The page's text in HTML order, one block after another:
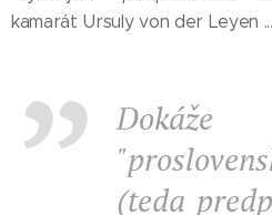
kamarát Ursuly von der Leyen ...
(teda